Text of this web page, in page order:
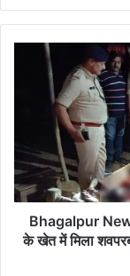
Bhagalpur
की
गला
रेतकर
हत्या,
मकई
Bhagalpur
के खेत में मिला